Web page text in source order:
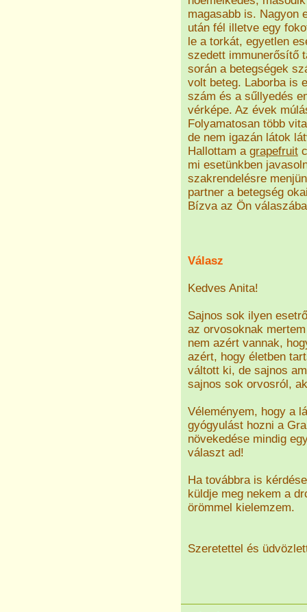
magasabb is. Nagyon
után fél illetve egy
le a torkát, egyetlen
szedett immunerősítő
során a betegségek
volt beteg. Laborba is
szám és a sűllyedés
vérképe. Az évek
Folyamatosan több
de nem igazán látok
Hallottam a grapefruit
mi esetünkben
szakrendelésre
partner a betegség
Bízva az Ön
Válasz
Kedves Anita!
Sajnos sok ilyen
az orvosoknak
nem azért vannak,
azért, hogy életben
váltott ki, de sajnos
sajnos sok orvosról,
Véleményem, hogy a
gyógyulást hozni a
növekedése mindig
választ ad!
Ha továbbra is
küldje meg nekem a
örömmel kielemzem.
Szeretettel és